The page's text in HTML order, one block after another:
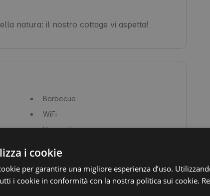
natura: il nostro cottage vi aspetta!
Barbecue
WiFi
Vasca idromassaggio
Camino
i cookie
per garantire una migliore esperienza d’uso.
i cookie in conformità con la nostra politica sui cookie.